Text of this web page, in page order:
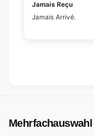
Jamais Reçu
Jamais Arrivé.
Mehrfachauswahl